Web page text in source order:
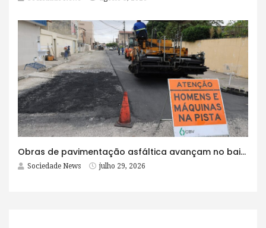
Obras de pavimentação asfáltica avançam no bairro Brasília e chegam a mais quatro ruas
Sociedade News julho 29, 2026